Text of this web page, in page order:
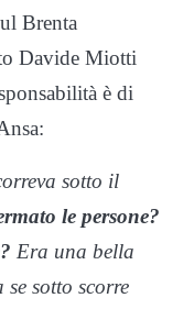
Brenta
Davide Miotti
è di
sotto il
le persone?
Era una bella
sotto scorre